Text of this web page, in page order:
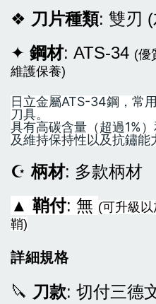
❖ 刀片種類: 雙刃
✦ 鋼材: ATS-34 (優
維護保養)
日立金屬ATS-34鋼，常
刀具。
具有高碳含量（超過1%
及維持保持性以及抗鏽能
☪柄材: 多款柄材
▲ 鞘付: 無 (可升級
鞘)
詳細規格
🔪 刀款: 切付三德